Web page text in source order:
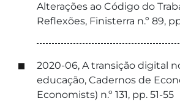
Alterações ao Código do
Reflexões, Finisterra n.º 89,
2020-06, A transição digital
educação, Cadernos de
Economists) n.º 131, pp. 51-55